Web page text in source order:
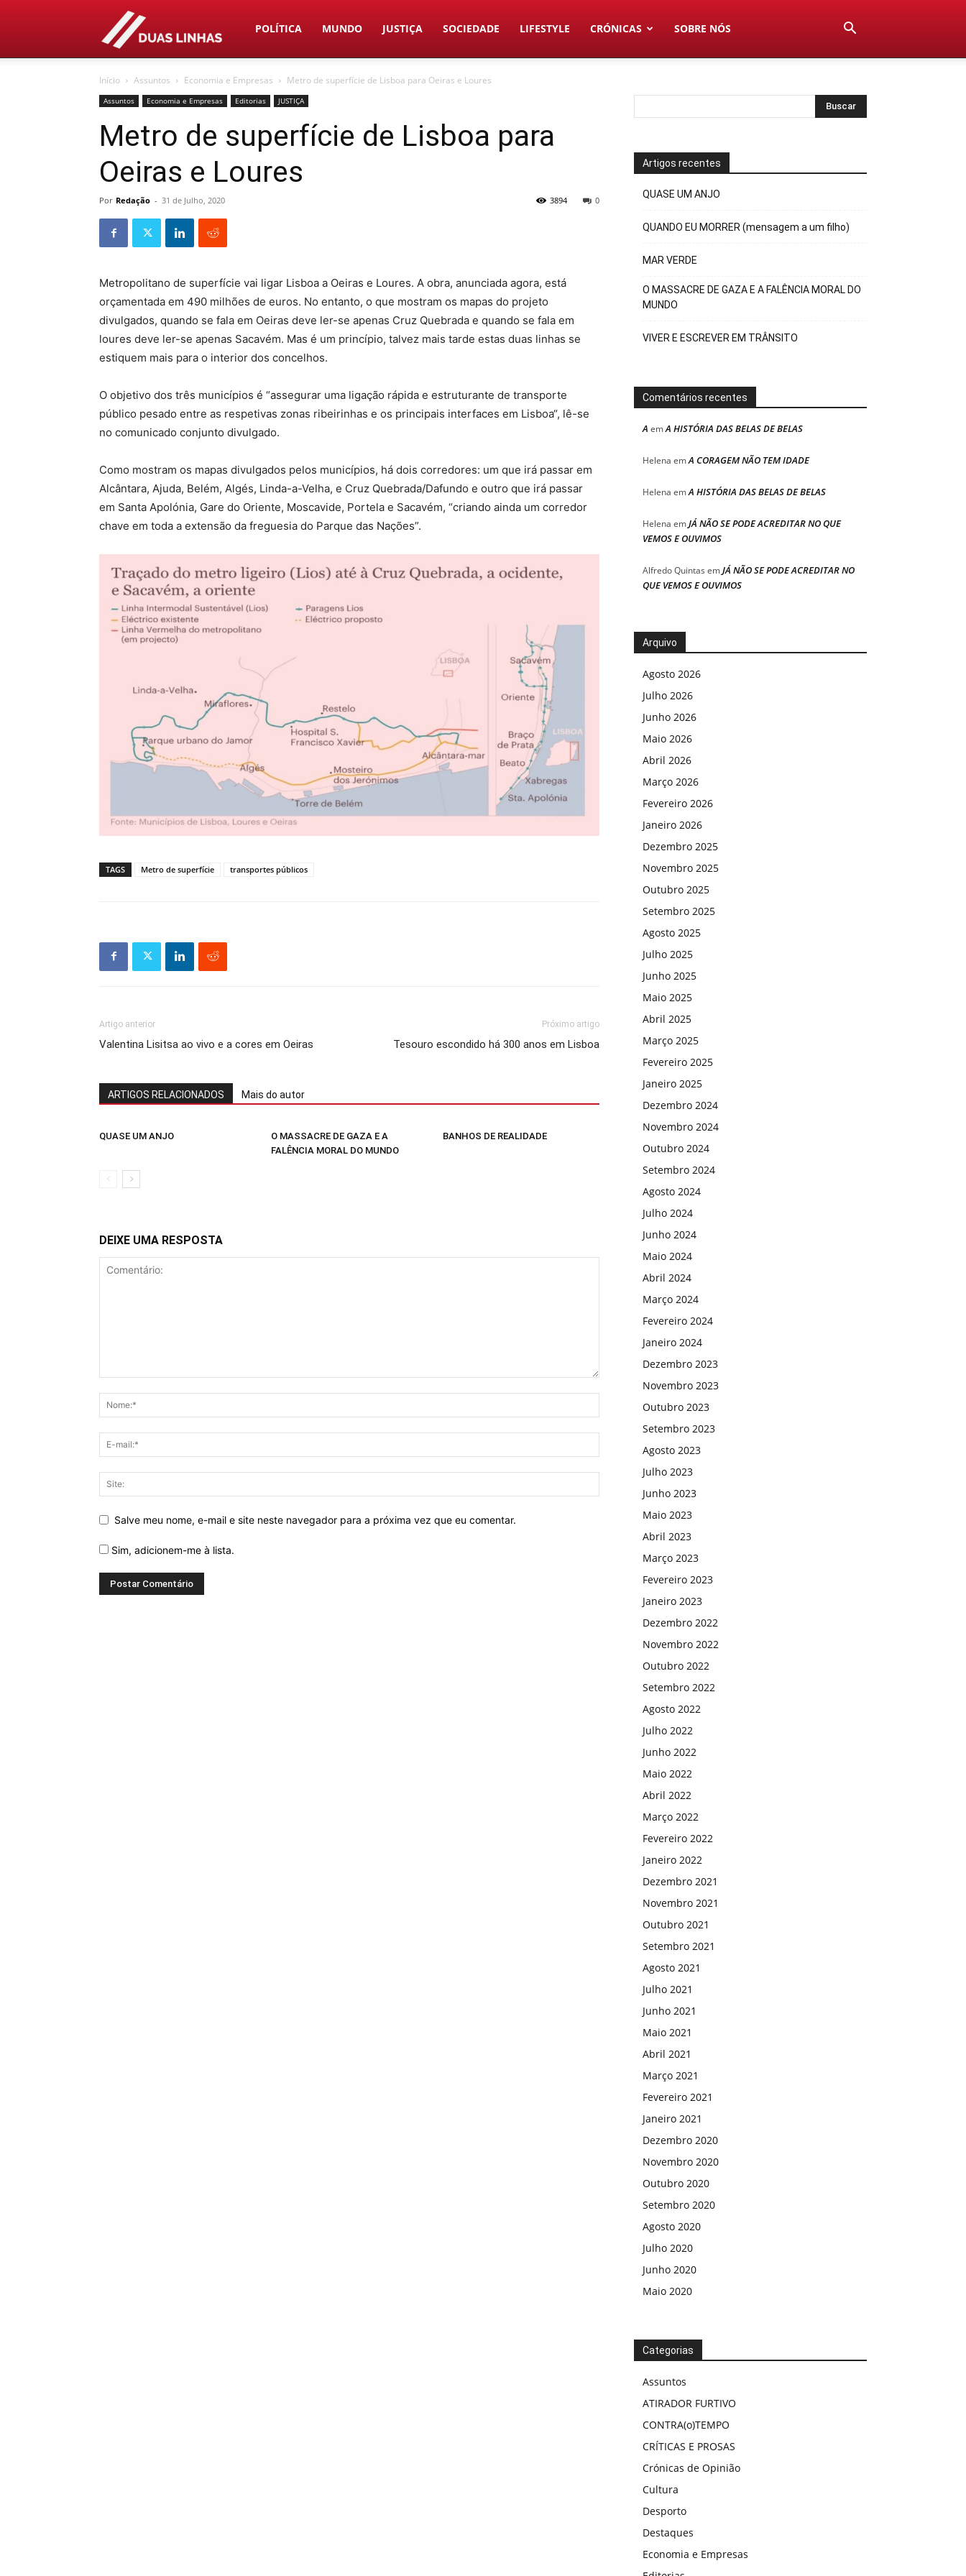
Duas
Linhas
POLÍTICA MUNDO JUSTIÇA SOCIEDADE LIFESTYLE CRÓNICAS SOBRE NÓS
Início Assuntos Economia e Empresas Metro de superfície de Lisboa para Oeiras e Loures
Assuntos Economia e Empresas Editorias JUSTIÇA
Metro de superfície de Lisboa para
Oeiras e Loures
Por Redação - 31 de Julho, 2020 0
3894
Metropolitano de superfície vai ligar Lisboa a Oeiras e Loures. A obra, anunciada agora, está
orçamentada em 490 milhões de euros. No entanto, o que mostram os mapas do projeto
divulgados, quando se fala em Oeiras deve ler-se apenas Cruz Quebrada e quando se fala em
loures deve ler-se apenas Sacavém. Mas é um princípio, talvez mais tarde estas duas linhas se
estiquem mais para o interior dos concelhos.
O objetivo dos três municípios é “assegurar uma ligação rápida e estruturante de transporte
público pesado entre as respetivas zonas ribeirinhas e os principais interfaces em Lisboa“, lê-se
no comunicado conjunto divulgado.
Como mostram os mapas divulgados pelos municípios, há dois corredores: um que irá passar em
Alcântara, Ajuda, Belém, Algés, Linda-a-Velha, e Cruz Quebrada/Dafundo e outro que irá passar
em Santa Apolónia, Gare do Oriente, Moscavide, Portela e Sacavém, “criando ainda um corredor
chave em toda a extensão da freguesia do Parque das Nações”.
TAGS Metro de superfície transportes públicos
Artigo anterior
Valentina Lisitsa ao vivo e a cores em Oeiras
Próximo artigo
Tesouro escondido há 300 anos em Lisboa
ARTIGOS RELACIONADOS Mais do autor
QUASE UM ANJO
O MASSACRE DE GAZA E A
FALÊNCIA MORAL DO MUNDO
BANHOS DE REALIDADE
DEIXE UMA RESPOSTA
Salve meu nome, e-mail e site neste navegador para a próxima vez que eu comentar.
Sim, adicionem-me à lista.
Artigos recentes
QUASE UM ANJO
QUANDO EU MORRER (mensagem a um filho)
MAR VERDE
O MASSACRE DE GAZA E A FALÊNCIA MORAL DO
MUNDO
VIVER E ESCREVER EM TRÂNSITO
Comentários recentes
A emA HISTÓRIA DAS BELAS DE BELAS
Helena emA CORAGEM NÃO TEM IDADE
Helena emA HISTÓRIA DAS BELAS DE BELAS
Helena emJÁ NÃO SE PODE ACREDITAR NO QUE
VEMOS E OUVIMOS
Alfredo Quintas emJÁ NÃO SE PODE ACREDITAR NO
QUE VEMOS E OUVIMOS
Arquivo
Agosto 2026
Julho 2026
Junho 2026
Maio 2026
Abril 2026
Março 2026
Fevereiro 2026
Janeiro 2026
Dezembro 2025
Novembro 2025
Outubro 2025
Setembro 2025
Agosto 2025
Julho 2025
Junho 2025
Maio 2025
Abril 2025
Março 2025
Fevereiro 2025
Janeiro 2025
Dezembro 2024
Novembro 2024
Outubro 2024
Setembro 2024
Agosto 2024
Julho 2024
Junho 2024
Maio 2024
Abril 2024
Março 2024
Fevereiro 2024
Janeiro 2024
Dezembro 2023
Novembro 2023
Outubro 2023
Setembro 2023
Agosto 2023
Julho 2023
Junho 2023
Maio 2023
Abril 2023
Março 2023
Fevereiro 2023
Janeiro 2023
Dezembro 2022
Novembro 2022
Outubro 2022
Setembro 2022
Agosto 2022
Julho 2022
Junho 2022
Maio 2022
Abril 2022
Março 2022
Fevereiro 2022
Janeiro 2022
Dezembro 2021
Novembro 2021
Outubro 2021
Setembro 2021
Agosto 2021
Julho 2021
Junho 2021
Maio 2021
Abril 2021
Março 2021
Fevereiro 2021
Janeiro 2021
Dezembro 2020
Novembro 2020
Outubro 2020
Setembro 2020
Agosto 2020
Julho 2020
Junho 2020
Maio 2020
Categorias
Assuntos
ATIRADOR FURTIVO
CONTRA(o)TEMPO
CRÍTICAS E PROSAS
Crónicas de Opinião
Cultura
Desporto
Destaques
Economia e Empresas